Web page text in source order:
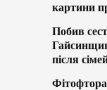
картини
Побив
після